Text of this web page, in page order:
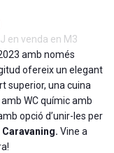
en venda en M3
amb només
ofereix un elegant
superior, una cuina
WC químic amb
opció d’unir-les per
Caravaning. Vine a